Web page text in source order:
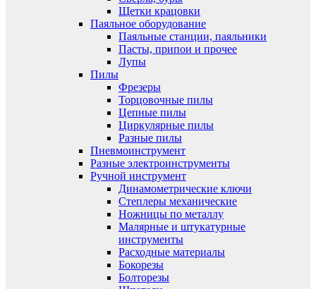
Щетки крацовки
Паяльное оборудование
Паяльные станции, паяльники
Пасты, припои и прочее
Лупы
Пилы
Фрезеры
Торцовочные пилы
Цепные пилы
Циркулярные пилы
Разные пилы
Пневмоинструмент
Разные электроинструменты
Ручной инструмент
Динамометрические ключи
Степлеры механические
Ножницы по металлу
Малярные и штукатурные
инструменты
Расходные материалы
Бокорезы
Болторезы